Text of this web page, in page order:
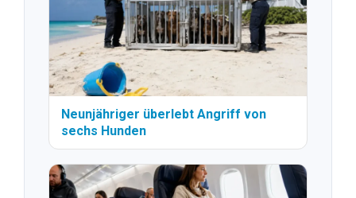
Neunjähriger überlebt Angriff von
sechs Hunden